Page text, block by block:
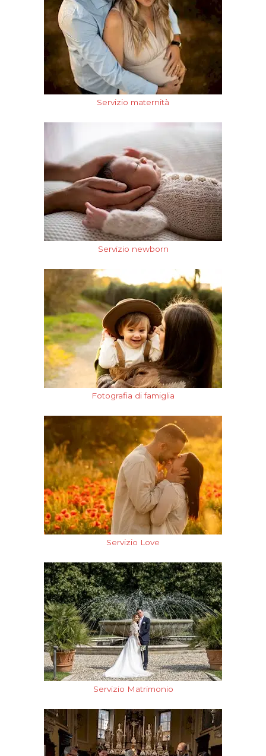
Servizio maternità
Servizio newborn
Fotografia di famiglia
Servizio Love
Servizio Matrimonio